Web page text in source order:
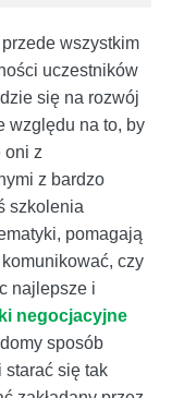
wszystkim
uczestników
się na rozwój
względu na to, by
oni z
z bardzo
szkolenia
pomagają
czy
najlepsze i
negocjacyjne
sposób
starać się tak